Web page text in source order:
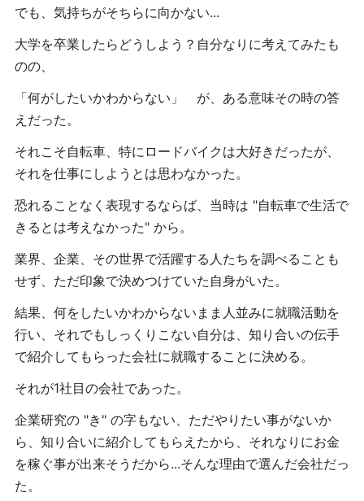
でも、気持ちがそちらに向かない...
大学を卒業したらどうしよう？自分なりに考えてみたも
のの、
「何がしたいかわからない」 が、ある意味その時の答
えだった。
それこそ自転車、特にロードバイクは大好きだったが、
それを仕事にしようとは思わなかった。
恐れることなく表現するならば、当時は "自転車で生活で
きるとは考えなかった" から。
業界、企業、その世界で活躍する人たちを調べることも
せず、ただ印象で決めつけていた自身がいた。
結果、何をしたいかわからないまま人並みに就職活動を
行い、それでもしっくりこない自分は、知り合いの伝手
で紹介してもらった会社に就職することに決める。
それが1社目の会社であった。
企業研究の "き" の字もない、ただやりたい事がないか
ら、知り合いに紹介してもらえたから、それなりにお金
を稼ぐ事が出来そうだから...そんな理由で選んだ会社だっ
た。